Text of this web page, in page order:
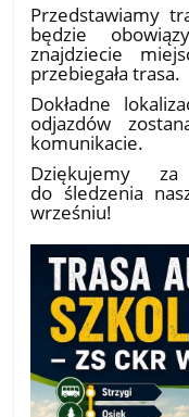
Przedstawiamy
będzie
znajdziecie
przebiegała trasa.
Dokładne
odjazdów
komunikacie.
Dziękujemy
do śledzenia
wrześniu!